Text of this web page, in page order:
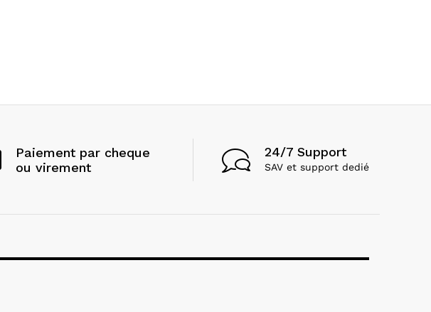
Paiement par cheque
ou virement
24/7 Support
SAV et support dedié